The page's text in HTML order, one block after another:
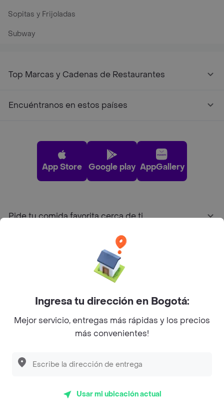
Sopitas y Frijoladas
Subway
Top Marcas y Cadenas de Restaurantes
Encuéntranos en estos países
App Store Google play AppGallery
Pide tu comida favorita cerca de ti
Sobre Rappi
Facebook
Twitter
Instagram
©2026Rappi Inc. All rights reserved.
Ingresa tu dirección en Bogotá:
Mejor servicio, entregas más rápidas y los precios
más convenientes!
Usar mi ubicación actual